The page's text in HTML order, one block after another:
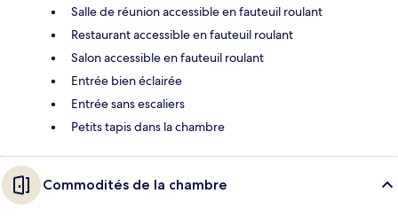
Salle de réunion accessible en fauteuil roulant
Restaurant accessible en fauteuil roulant
Salon accessible en fauteuil roulant
Entrée bien éclairée
Entrée sans escaliers
Petits tapis dans la chambre
Commodités de la chambre